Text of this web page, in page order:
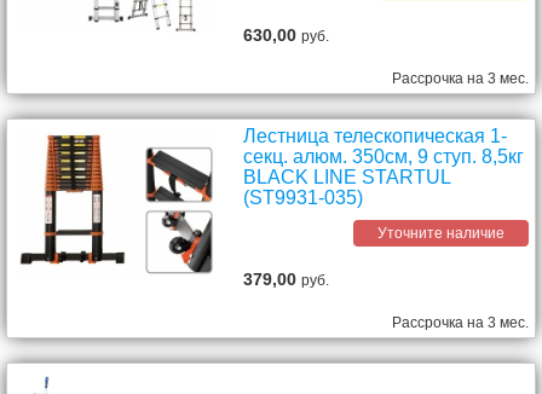
630,00руб.
Рассрочка на 3 мес.
Лестница телескопическая 1-
секц. алюм. 350см, 9 ступ. 8,5кг
BLACK LINE STARTUL
(ST9931-035)
Уточните наличие
379,00руб.
Рассрочка на 3 мес.